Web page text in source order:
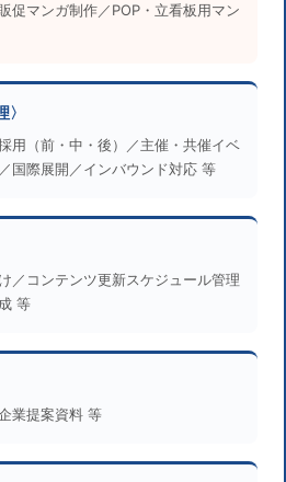
促マンガ制作／POP・立看板用マン
用（前・中・後）／主催・共催イベ
国際展開／インバウンド対応 等
／コンテンツ更新スケジュール管理
等
業提案資料 等